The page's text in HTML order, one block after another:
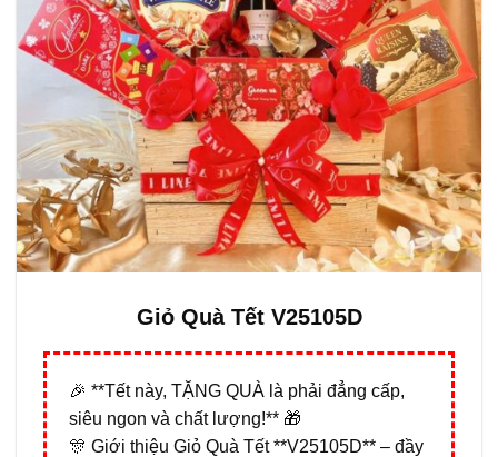
Giỏ Quà Tết V25105D
🎉 **Tết này, TẶNG QUÀ là phải đẳng cấp,
siêu ngon và chất lượng!** 🎁
🎊 Giới thiệu Giỏ Quà Tết **V25105D** – đầy